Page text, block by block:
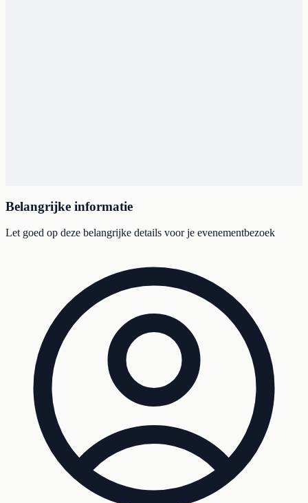
Belangrijke informatie
Let goed op deze belangrijke details voor je evenementbezoek